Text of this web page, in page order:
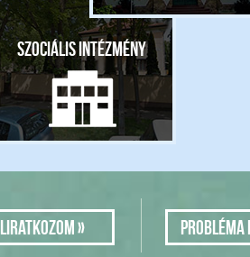
Szociális intézmény